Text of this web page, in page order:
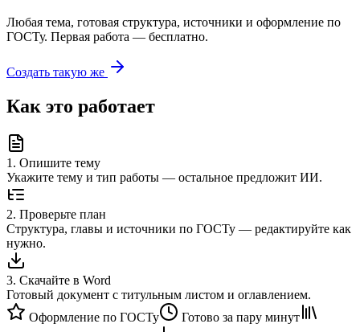
Любая тема, готовая структура, источники и оформление по
ГОСТу. Первая работа — бесплатно.
Создать такую же
Как это работает
1 . Опишите тему
Укажите тему и тип работы — остальное предложит ИИ.
2. Проверьте план
Структура, главы и источники по ГОСТу — редактируйте как
нужно.
3. Скачайте в Word
Готовый документ с титульным листом и оглавлением.
Оформление по ГОСТу
Готово за пару минут